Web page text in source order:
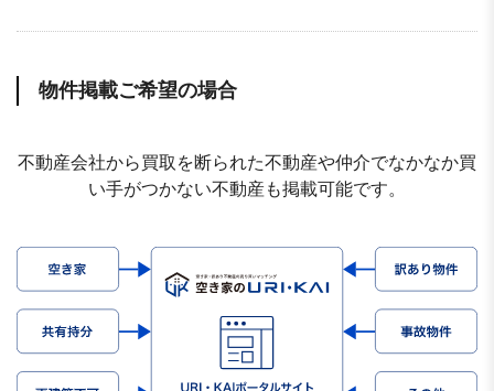
物件掲載ご希望の場合
不動産会社から買取を断られた不動産や仲介でなかなか買
い手がつかない不動産も掲載可能です。